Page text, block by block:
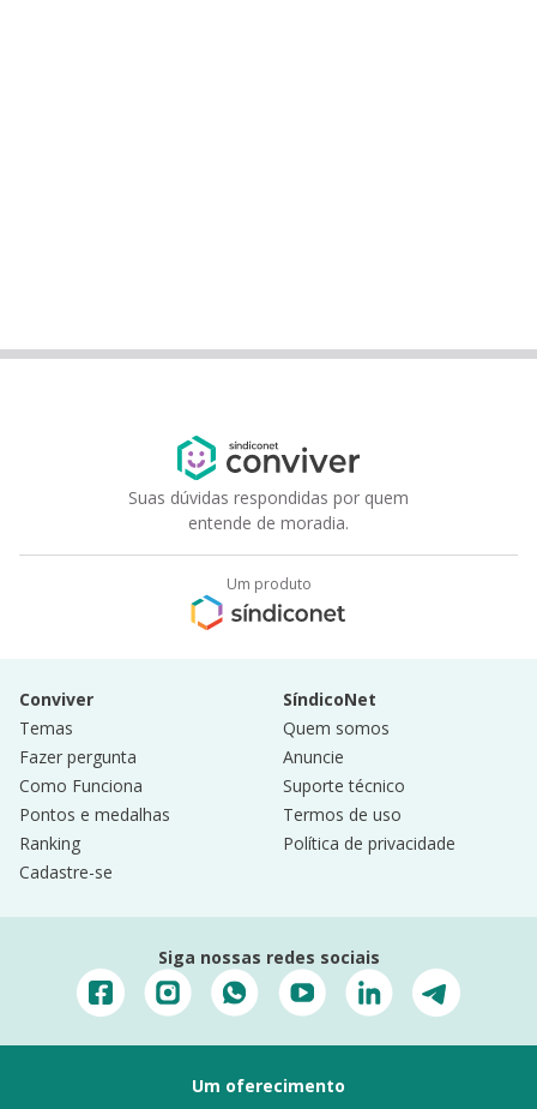
Suas dúvidas respondidas por quem
entende de moradia.
Um produto
Conviver
Temas
Fazer pergunta
Como Funciona
Pontos e medalhas
Ranking
Cadastre-se
SíndicoNet
Quem somos
Anuncie
Suporte técnico
Termos de uso
Política de privacidade
Siga nossas redes sociais
Um oferecimento